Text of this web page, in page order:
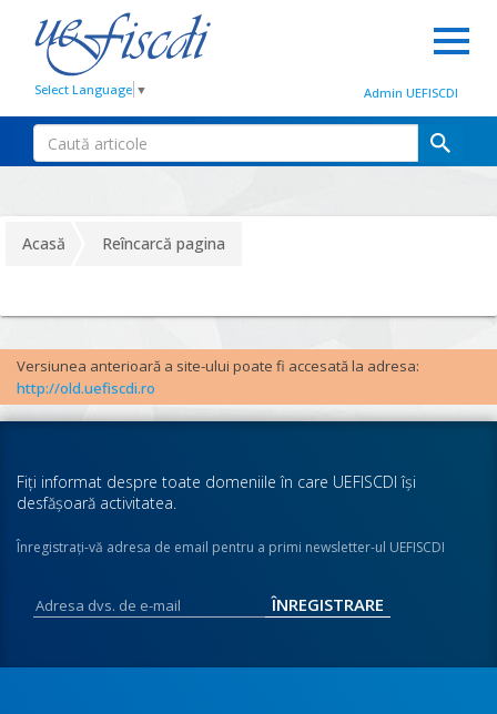
Select Language ▼ Admin UEFISCDI
Acasă Reîncarcă pagina
Versiunea anterioară a site-ului poate fi accesată la adresa:
http://old.uefiscdi.ro
Fiţi informat despre toate domeniile în care UEFISCDI îşi
desfăşoară activitatea.
Înregistraţi-vă adresa de email pentru a primi newsletter-ul UEFISCDI